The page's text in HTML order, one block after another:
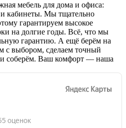
мебель для дома и офиса:
кабинеты. Мы тщательно
гарантируем высокое
на долгие годы. Всё, что мы
гарантию. А ещё берём на
с выбором, сделаем точный
и соберём. Ваш комфорт — наша